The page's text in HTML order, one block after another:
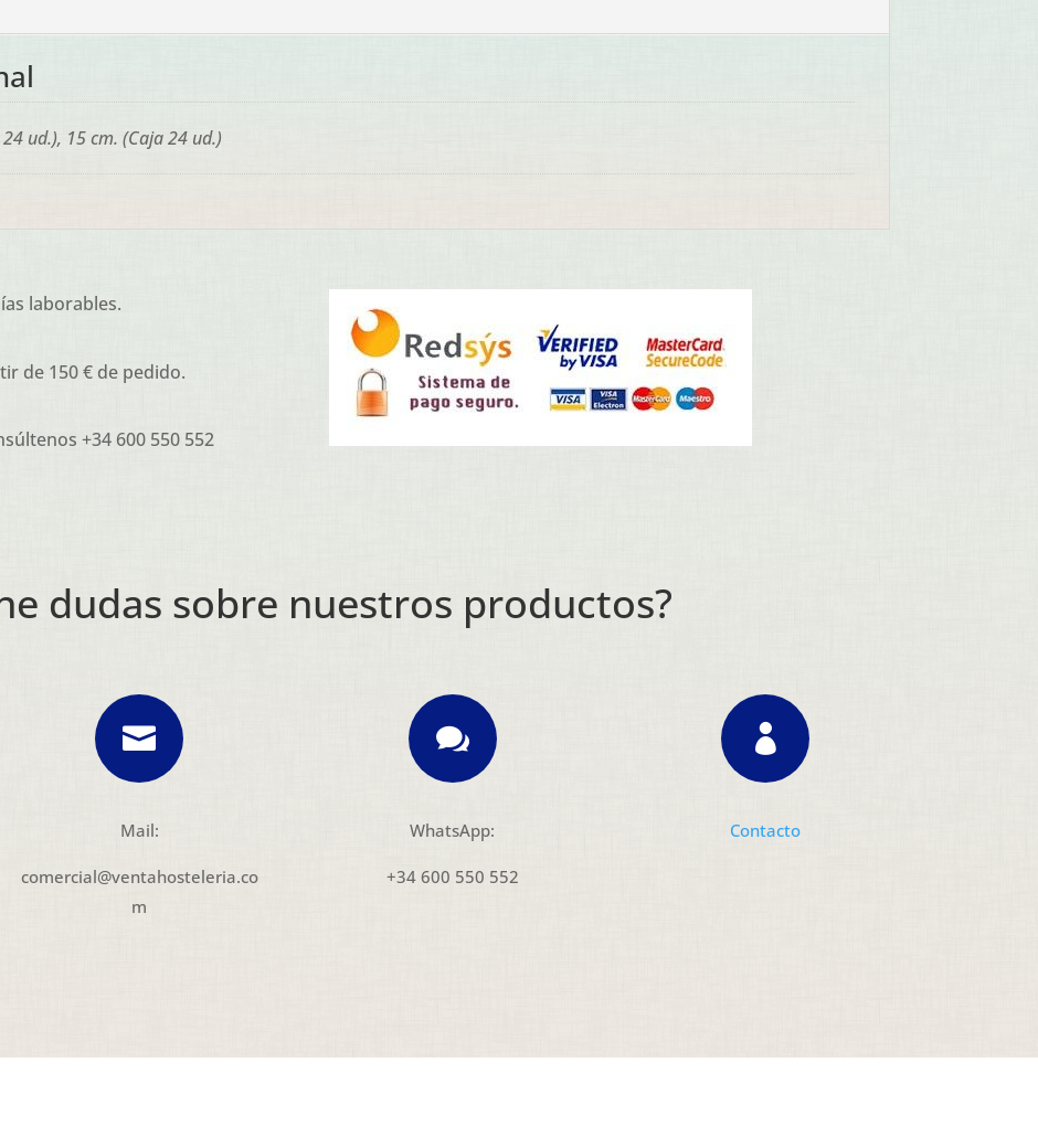
ud.), 15 cm. (Caja 24 ud.)
laborables.
de 150 € de pedido.
+34 600 550 552
dudas sobre nuestros productos?

Mail:
comercial@ventahosteleria.co
m

WhatsApp:
+34 600 550 552

Contacto